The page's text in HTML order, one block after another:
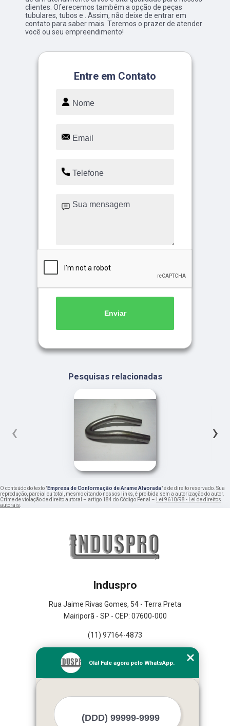
clientes. Oferecemos também a opção de peças
tubulares, tubos e . Assim, não deixe de entrar em
contato para saber mais. Teremos o prazer de atender
você ou seu empreendimento!
Entre em Contato
Enviar
Pesquisas relacionadas
‹ ›
O conteúdo do texto "Empresa de Conformação de Arame Alvorada" é de direito reservado. Sua
reprodução, parcial ou total, mesmo citando nossos links, é proibida sem a autorização do autor.
Crime de violação de direito autoral – artigo 184 do Código Penal –
Lei 9610/98 - Lei de direitos
autorais
Induspro
Rua Jaime Rivas Gomes, 54 - Terra Preta
Mairiporã - SP - CEP: 07600-000
(11) 97164-4873
Empresa
Missão
Mapa do site
Olá! Fale agora pelo WhatsApp.